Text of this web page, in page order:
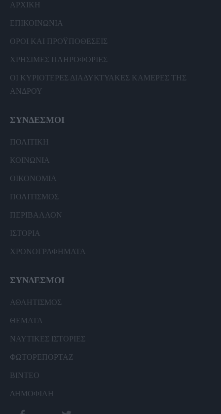
ΑΡΧΙΚΗ
ΕΠΙΚΟΙΝΩΝΙΑ
ΟΡΟΙ ΚΑΙ ΠΡΟΫΠΟΘΕΣΕΙΣ
ΧΡΗΣΙΜΕΣ ΠΛΗΡΟΦΟΡΙΕΣ
ΟΙ ΚΥΡΙΟΤΕΡΕΣ ΔΙΑΔΥΚΤΥΑΚΕΣ ΚΑΜΕΡΕΣ ΤΗΣ
ΑΝΔΡΟΥ
ΣΥΝΔΕΣΜΟΙ
ΠΟΛΙΤΙΚΗ
ΚΟΙΝΩΝΙΑ
ΟΙΚΟΝΟΜΙΑ
ΠΟΛΙΤΙΣΜΟΣ
ΠΕΡΙΒΑΛΛΟΝ
ΙΣΤΟΡΙΑ
ΧΡΟΝΟΓΡΑΦΗΜΑΤΑ
ΣΥΝΔΕΣΜΟΙ
ΑΘΛΗΤΙΣΜΟΣ
ΘΕΜΑΤΑ
ΝΑΥΤΙΚΕΣ ΙΣΤΟΡΙΕΣ
ΦΩΤΟΡΕΠΟΡΤΑΖ
ΒΙΝΤΕΟ
ΔΗΜΟΦΙΛΗ